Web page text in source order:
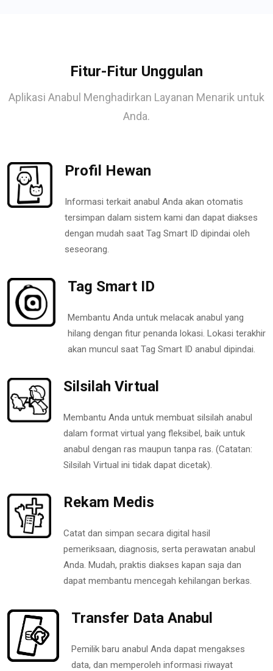
Fitur-Fitur Unggulan
Aplikasi Anabul Menghadirkan Layanan Menarik untuk
Anda.
Profil Hewan
Informasi terkait anabul Anda akan otomatis
tersimpan dalam sistem kami dan dapat diakses
dengan mudah saat Tag Smart ID dipindai oleh
seseorang.
Tag Smart ID
Membantu Anda untuk melacak anabul yang
hilang dengan fitur penanda lokasi. Lokasi terakhir
akan muncul saat Tag Smart ID anabul dipindai.
Silsilah Virtual
Membantu Anda untuk membuat silsilah anabul
dalam format virtual yang fleksibel, baik untuk
anabul dengan ras maupun tanpa ras. (Catatan:
Silsilah Virtual ini tidak dapat dicetak).
Rekam Medis
Catat dan simpan secara digital hasil
pemeriksaan, diagnosis, serta perawatan anabul
Anda. Mudah, praktis diakses kapan saja dan
dapat membantu mencegah kehilangan berkas.
Transfer Data Anabul
Pemilik baru anabul Anda dapat mengakses
data, dan memperoleh informasi riwayat